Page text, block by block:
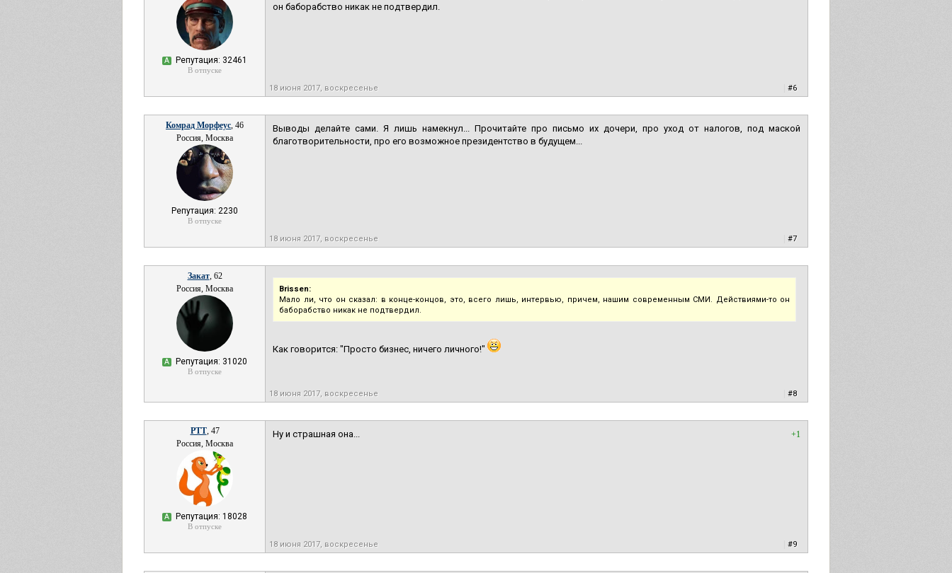
А Репутация: 32461
В отпуске
он баборабство никак не подтвердил.
18 июня 2017, воскресенье #6
Комрад Морфеус, 46
Россия, Москва
Репутация: 2230
В отпуске
Выводы делайте сами. Я лишь намекнул... Прочитайте про письмо их дочери, про уход от налогов, под маской
благотворительности, про его возможное президентство в будущем...
18 июня 2017, воскресенье #7
Закат, 62
Россия, Москва
А Репутация: 31020
В отпуске
Brissen:
Мало ли, что он сказал: в конце-концов, это, всего лишь, интервью, причем, нашим современным СМИ. Действиями-то он
баборабство никак не подтвердил.
Как говорится: "Просто бизнес, ничего личного!"
18 июня 2017, воскресенье #8
РТТ, 47
Россия, Москва
А Репутация: 18028
В отпуске
+1
Ну и страшная она...
18 июня 2017, воскресенье #9